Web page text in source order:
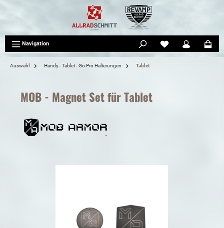
Navigation
Auswahl Handy - Tablet - Go Pro Halterungen Tablet
MOB - Magnet Set für Tablet